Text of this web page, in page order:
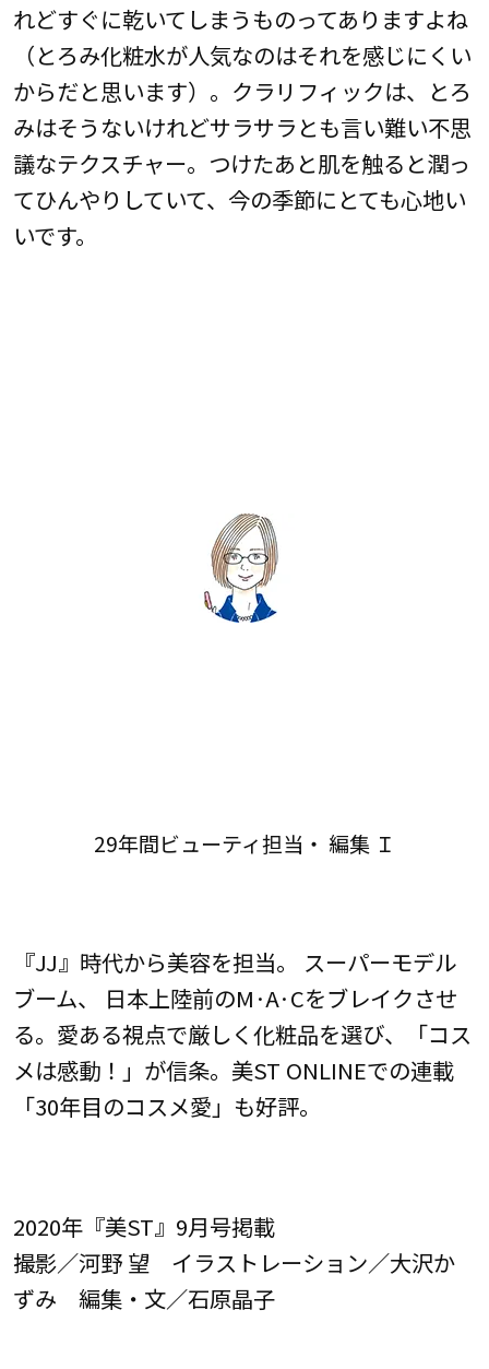
れどすぐに乾いてしまうものってありますよね
（とろみ化粧水が人気なのはそれを感じにくい
からだと思います）。クラリフィックは、とろ
みはそうないけれどサラサラとも言い難い不思
議なテクスチャー。つけたあと肌を触ると潤っ
てひんやりしていて、今の季節にとても心地い
いです。
29年間ビューティ担当・ 編集 Ｉ
『JJ』時代から美容を担当。 スーパーモデル
ブーム、 日本上陸前のM·A·Cをブレイクさせ
る。愛ある視点で厳しく化粧品を選び、「コス
メは感動！」が信条。美ST ONLINEでの連載
「30年目のコスメ愛」も好評。
2020年『美ST』9月号掲載
撮影／河野 望 イラストレーション／大沢か
ずみ 編集・文／石原晶子